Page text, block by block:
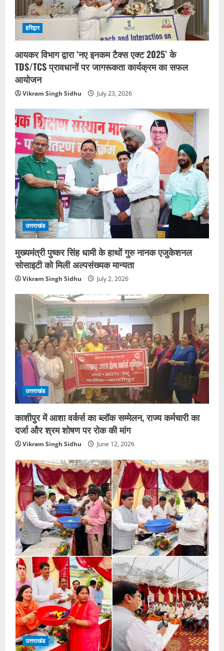
हरिद्वार
आयकर विभाग द्वारा ‘नए इनकम टैक्स एक्ट 2025’ के
TDS/TCS प्रावधानों पर जागरूकता कार्यक्रम का सफल
आयोजन
Vikram Singh Sidhu July 23, 2026
उत्तराखंड
मुख्यमंत्री पुष्कर सिंह धामी के हाथों गुरु नानक एजुकेशनल
सोसाइटी को मिली अल्पसंख्यक मान्यता
Vikram Singh Sidhu July 2, 2026
उत्तराखंड
काशीपुर में आशा वर्कर्स का ब्लॉक सम्मेलन, राज्य कर्मचारी का
दर्जा और श्रम शोषण पर रोक की मांग
Vikram Singh Sidhu June 12, 2026
उत्तराखंड